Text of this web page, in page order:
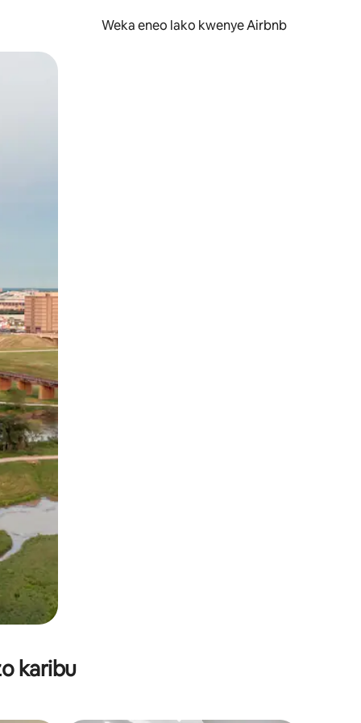
Weka eneo lako kwenye Airbnb
kidole kwenye ishara.
karibu